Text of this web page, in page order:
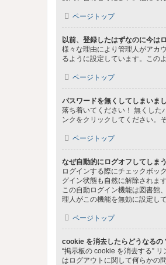
ページトップ
以前、登録したはずなのに今は
様々な理由により管理人がアカ
るように設定しています。この
ページトップ
パスワードを無くしてしまいまし
落ち着いてください！ 無くした
ンクをクリックしてください。
ページトップ
なぜ自動的にログオフしてしま
ログインする際にチェックボッ
グイン状態も自然に解除されま
この自動ログイン機能は図書館
理人がこの機能を無効に設定し
ページトップ
cookie を消去したらどうなるの
“掲示板の cookie を消去する”
はログアウトに関して何らかの